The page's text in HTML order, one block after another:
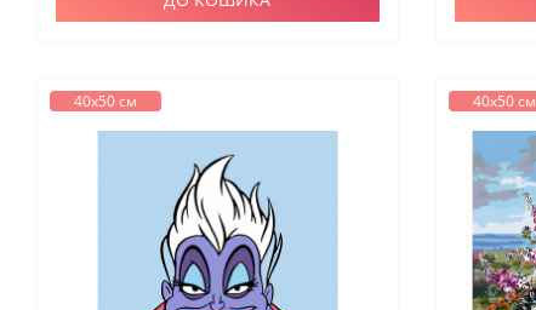
40х50 см 40х50 см